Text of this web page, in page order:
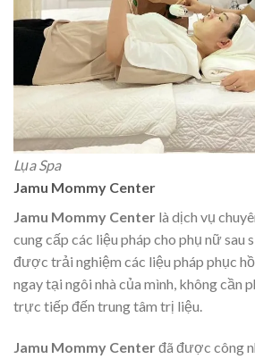
Lụa Spa
Jamu Mommy Center
Jamu Mommy Center là dịch vụ
cung cấp các liệu pháp cho phụ nữ sau
được trải nghiệm các liệu pháp phục
ngay tại ngôi nhà của mình, không cần
trực tiếp đến trung tâm trị liệu.
Jamu Mommy Centerđã được công